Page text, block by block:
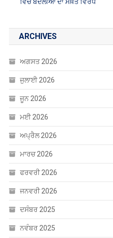
ਜੁਲਾਈ 2026
ਮਈ 2026
ਅਪ੍ਰੈਲ 2026
ਮਾਰਚ 2026
ਫਰਵਰੀ 2026
ਜਨਵਰੀ 2026
ਦਸੰਬਰ 2025
ਨਵੰਬਰ 2025
ਅਕਤੂਬਰ 2025
ਸਤੰਬਰ 2025
ਅਗਸਤ 2025